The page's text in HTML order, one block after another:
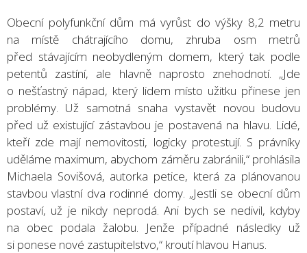
Obecní polyfunkční dům má vyrůst do výšky 8,2 metru
na místě chátrajícího domu, zhruba osm metrů
před stávajícím neobydleným domem, který tak podle
petentů zastíní, ale hlavně naprosto znehodnotí. „Jde
o nešťastný nápad, který lidem místo užitku přinese jen
problémy. Už samotná snaha vystavět novou budovu
před už existující zástavbou je postavená na hlavu. Lidé,
kteří zde mají nemovitosti, logicky protestují. S právníky
uděláme maximum, abychom záměru zabránili,“ prohlásila
Michaela Sovišová, autorka petice, která za plánovanou
stavbou vlastní dva rodinné domy. „Jestli se obecní dům
postaví, už je nikdy neprodá. Ani bych se nedivil, kdyby
na obec podala žalobu. Jenže případné následky už
si ponese nové zastupitelstvo,“ kroutí hlavou Hanus.